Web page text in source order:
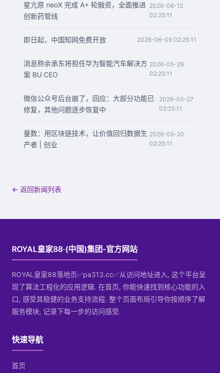
星亢原 neoX 完成 A+ 轮融资，全面推进
创新药管线
2026-06-12
02:25:11
即日起，中国知网免费开放 2026-06-09 02:25:11
消息称余承东将担任华为智能汽车解决方
案 BU CEO
2026-05-29
02:25:11
微信公众号后台崩了，回应：大部分功能已
修复，其他问题逐步恢复中
2026-05-27
02:25:11
量数：用区块链技术，让价值回归数据生
产者 | 创业
2026-05-20
02:25:11
← 返回新闻列表
ROYAL皇家88·(中国)集团-官方网站
ROYAL皇家88落地页✅pa313.cc✅从访问地址进入, 这个平台呈
现了算法工程化的应用逻辑. 在首页, 你能快速找到核心功能的入
口, 感受其稳健的业务支持流程. 整个页面布局引导你按顺序了解
服务模块, 记录下每一步的访问感受.
快速导航
首页